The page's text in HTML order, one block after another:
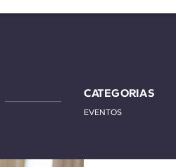
CATEGORIAS
EVENTOS